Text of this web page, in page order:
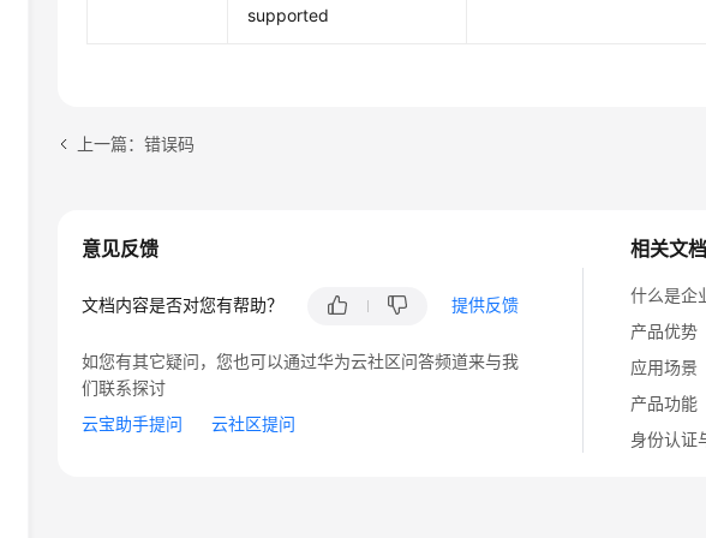
supported
上一篇：错误码
相关文档
什么是企
产品优势
应用场景
产品功能
身份认证
意见反馈
文档内容是否对您有帮助？ 提供反馈
如您有其它疑问，您也可以通过华为云社区问答频道来与我
们联系探讨
云宝助手提问
云社区提问